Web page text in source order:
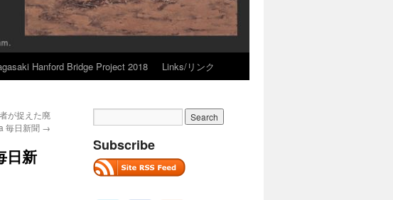
Hanford Bridge Project 2018 Links/リンク
が捉えた廃
毎日新聞 →
日新
Subscribe